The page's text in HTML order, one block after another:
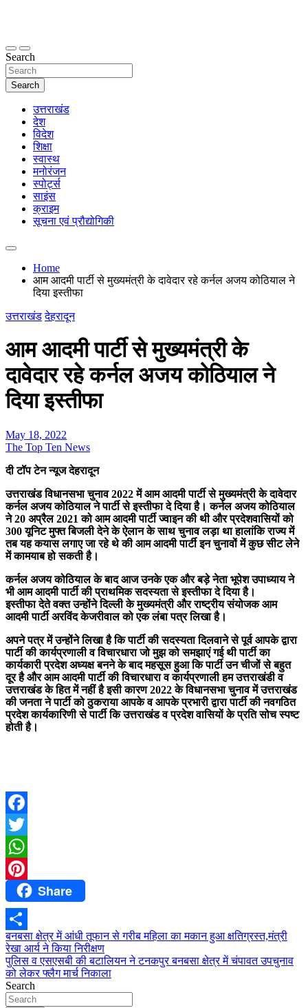
thetoptennews.com
Search
Search
उत्तराखंड
देश
विदेश
शिक्षा
स्वास्थ
मनोरंजन
स्पोर्ट्स
साइंस
क्राइम
सूचना एवं प्रौद्योगिकी
Home
आम आदमी पार्टी से मुख्यमंत्री के दावेदार रहे कर्नल अजय कोठियाल ने
दिया इस्तीफा
उत्तराखंड देहरादून
आम आदमी पार्टी से मुख्यमंत्री के
दावेदार रहे कर्नल अजय कोठियाल ने
दिया इस्तीफा
May 18, 2022
The Top Ten News
दी टॉप टेन न्यूज देहरादून
उत्तराखंड विधानसभा चुनाव 2022 में आम आदमी पार्टी से मुख्यमंत्री के दावेदार
कर्नल अजय कोठियाल ने पार्टी से इस्तीफा दे दिया है। कर्नल अजय कोठियाल
ने 20 अप्रैल 2021 को आम आदमी पार्टी ज्वाइन की थी और प्रदेशवासियों को
300 यूनिट मुफ्त बिजली देने के ऐलान के साथ चुनाव लड़ा था हालांकि राज्य में
तब यह कयास लगाए जा रहे थे की आम आदमी पार्टी इन चुनावों में कुछ सीट लेने
में कामयाब हो सकती है।
कर्नल अजय कोठियाल के बाद आज उनके एक और बड़े नेता भूपेश उपाध्याय ने
भी आम आदमी पार्टी की प्राथमिक सदस्यता से इस्तीफा दे दिया है।
इस्तीफा देते वक्त उन्होंने दिल्ली के मुख्यमंत्री और राष्ट्रीय संयोजक आम
आदमी पार्टी अरविंद केजरीवाल को एक लंबा पत्र लिखा है।
अपने पत्र में उन्होंने लिखा है कि पार्टी की सदस्यता दिलवाने से पूर्व आपके द्वारा
पार्टी की कार्यप्रणाली व विचारधारा जो मुझ को समझाएं गई थी पार्टी का
कार्यकारी प्रदेश अध्यक्ष बनने के बाद महसूस हुआ कि पार्टी उन चीजों से बहुत
दूर है और आम आदमी पार्टी की विचारधारा व कार्यप्रणाली हम उत्तराखंडी व
उत्तराखंड के हित में नहीं है इसी कारण 2022 के विधानसभा चुनाव में उत्तराखंड
की जनता ने पार्टी को ठुकराया आपके व आपके प्रभारी द्वारा पार्टी की नवगठित
प्रदेश कार्यकारिणी से पार्टी कि उत्तराखंड व प्रदेश वासियों के प्रति सोच स्पष्ट
होती है।
Facebook
Twitter
WhatsApp
PinterestShare
Share
Post
navigation
बनबसा क्षेत्र में आंधी तूफान से गरीब महिला का मकान हुआ क्षतिग्रस्त,मंत्री
रेखा आर्य ने किया निरीक्षण
पुलिस व एसएसबी की बटालियन ने टनकपुर बनबसा क्षेत्र में चंपावत उपचुनाव
को लेकर फ्लैग मार्च निकाला
Search